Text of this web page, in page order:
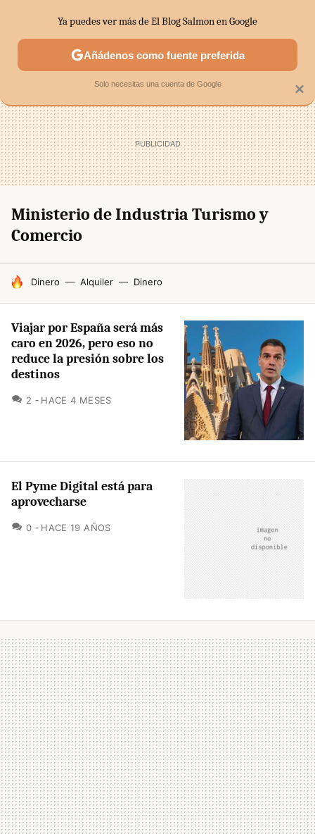
SECTORES ECONOMÍA DOMÉSTICA MERCADOS
Ministerio de Industria Turismo y
Comercio
HOY SE HABLA DE
Dinero Alquiler Dinero
Viajar por España será más
caro en 2026, pero eso no
reduce la presión sobre los
destinos
2 COMENTARIOS
HACE 4 MESES
El Pyme Digital está para
aprovecharse
0 COMENTARIOS
HACE 19 AÑOS
×
Ya puedes ver más de El Blog Salmon en Google
Añádenos como fuente preferida
Solo necesitas una cuenta de Google